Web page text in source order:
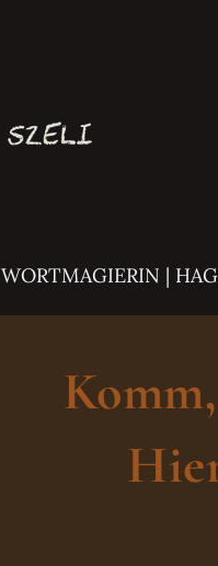
WORTMAGIERIN |